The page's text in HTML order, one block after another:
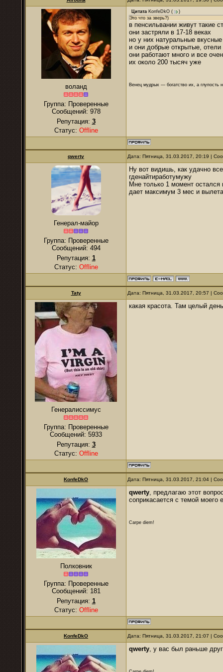
воланд
Группа: Проверенные
Сообщений: 978
Репутация: 3
Статус: Offline
Цитата KonfeDkO (
)
Это что за зверь?)
в пенсильвании живут такие
они застряли в 17-18 веках
но у них натуральные
и они добрые открытые,
они работают много и все
их около 200 тысяч уже
Венец мудрых — богатство их, а глупость
qwerty Дата: Пятница, 31.03.2017, 20:19 |
Генерал-майор
Группа: Проверенные
Сообщений: 494
Репутация: 1
Статус: Offline
Ну вот видишь, как удачно
гденайтиработумужу
Мне только 1 момент
дает максимум 3 мес и
Taty Дата: Пятница, 31.03.2017, 20:57 |
Генералиссимус
Группа: Проверенные
Сообщений: 5933
Репутация: 3
Статус: Offline
какая красота. Там целый
KonfeDkO Дата: Пятница, 31.03.2017, 21:04 |
Полковник
Группа: Проверенные
Сообщений: 181
Репутация: 1
Статус: Offline
qwerty, предлагаю этот
соприкасается с темой моего
Carpe diem!
KonfeDkO Дата: Пятница, 31.03.2017, 21:07 |
qwerty, у вас был раньше